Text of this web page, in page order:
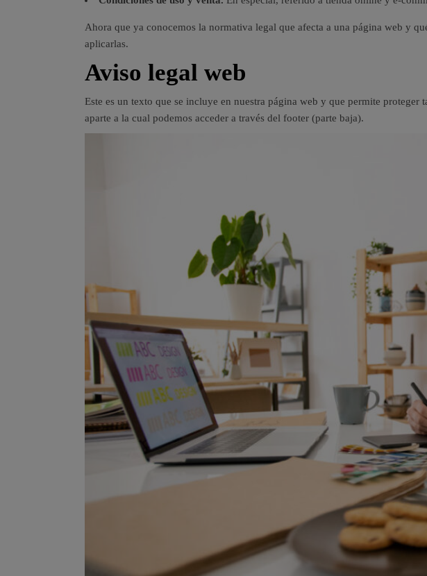
Ahora que ya conocemos la normativa legal que afecta a una página web y
aplicarlas.
Aviso legal web
Este es un texto que se incluye en nuestra página web y que permite
aparte a la cual podemos acceder a través del footer (parte baja).